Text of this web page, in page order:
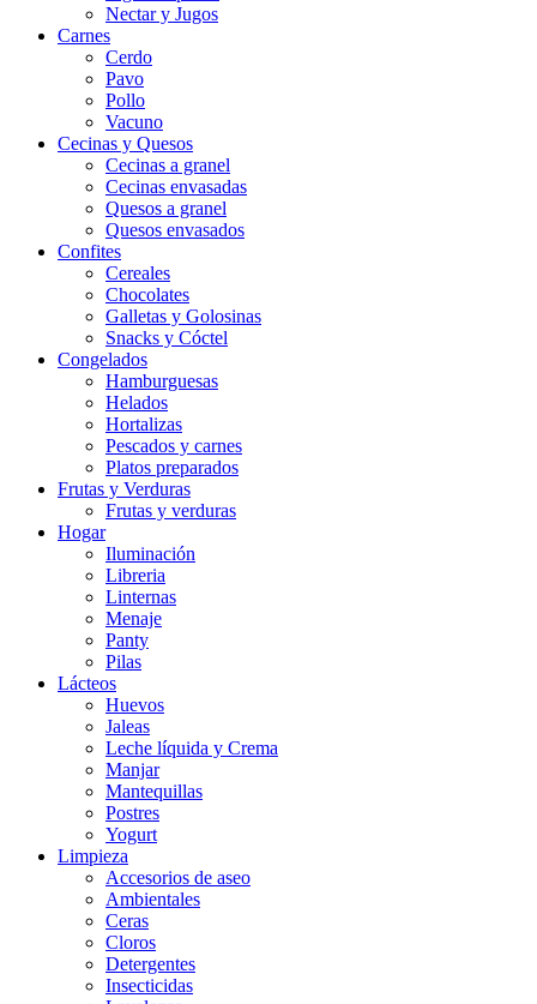
Nectar y Jugos
Carnes
Cerdo
Pavo
Pollo
Vacuno
Cecinas y Quesos
Cecinas a granel
Cecinas envasadas
Quesos a granel
Quesos envasados
Confites
Cereales
Chocolates
Galletas y Golosinas
Snacks y Cóctel
Congelados
Hamburguesas
Helados
Hortalizas
Pescados y carnes
Platos preparados
Frutas y Verduras
Frutas y verduras
Hogar
Iluminación
Libreria
Linternas
Menaje
Panty
Pilas
Lácteos
Huevos
Jaleas
Leche líquida y Crema
Manjar
Mantequillas
Postres
Yogurt
Limpieza
Accesorios de aseo
Ambientales
Ceras
Cloros
Detergentes
Insecticidas